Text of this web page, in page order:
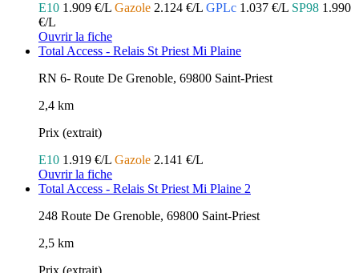
E10 1.909 €/L Gazole 2.124 €/L GPLc 1.037 €/L SP98 1.990
€/L
Ouvrir la fiche
Total Access - Relais St Priest Mi Plaine
RN 6- Route De Grenoble, 69800 Saint-Priest
2,4 km
Prix (extrait)
E10 1.919 €/L Gazole 2.141 €/L
Ouvrir la fiche
Total Access - Relais St Priest Mi Plaine 2
248 Route De Grenoble, 69800 Saint-Priest
2,5 km